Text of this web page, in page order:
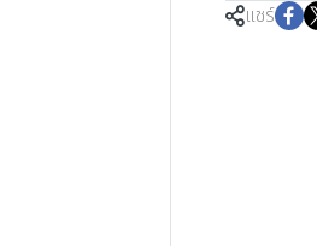
แชร์